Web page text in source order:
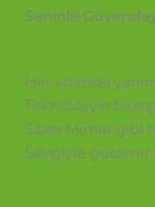
Seninle
Her adımda
Teknolojiyle
Siber Mimar gibi
Sevgiyle güçlenir